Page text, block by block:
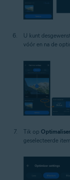
U kunt
vóór en na de
Tik op
geselecteerde